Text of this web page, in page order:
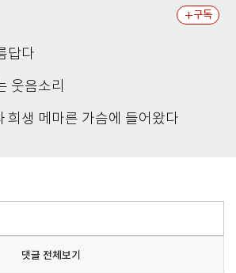
구독
답다
웃음소리
희생 메마른 가슴에 들어왔다
댓글 전체보기